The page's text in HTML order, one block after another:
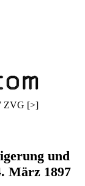
ZVG [>]
und
März 1897